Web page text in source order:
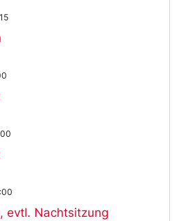
evtl. Nachtsitzung